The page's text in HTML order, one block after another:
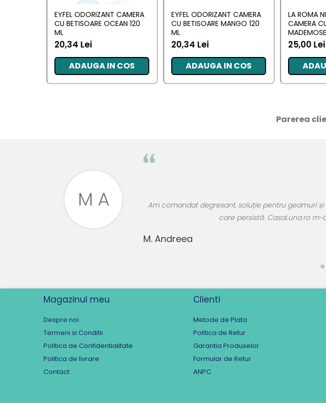
Covoare & Tapiterii
EYFEL ODORIZANT CAMERA
CU BETISOARE OCEAN 120
ML
20,34 Lei
ADAUGA IN COS
EYFEL ODORIZANT CAMERA
CU BETISOARE MANGO 120
ML
20,34 Lei
ADAUGA IN COS
LA ROMA
CAMERA
25,00 Lei
Parerea
M A
M. Andreea
Am comandat degresant, soluție pentru geamuri
care persistă. CasaLuna.ro
Magazinul meu
Despre noi
Termeni si Conditii
Politica de Confidentialitate
Politica de livrare
Contact
Clienti
Metode de Plata
Politica de Retur
Garantia Produselor
Formular de Retur
ANPC